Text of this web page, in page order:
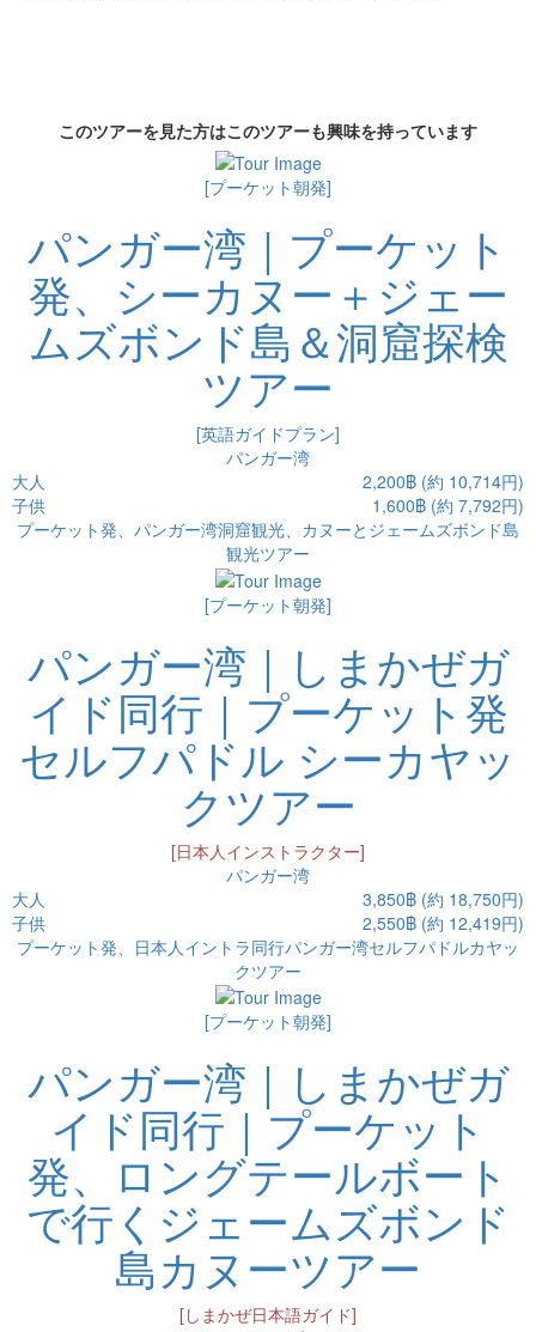
このツアーを見た方はこのツアーも興味を持っています
[プーケット朝発]
パンガー湾｜プーケット
発、シーカヌー＋ジェー
ムズボンド島＆洞窟探検
ツアー
[英語ガイドプラン]
パンガー湾
大人
2,200฿ (約 10,714円)
子供
1,600฿ (約 7,792円)
プーケット発、パンガー湾洞窟観光、カヌーとジェームズボンド島
観光ツアー
[プーケット朝発]
パンガー湾｜しまかぜガ
イド同行｜プーケット発
セルフパドル シーカヤッ
クツアー
[日本人インストラクター]
パンガー湾
大人
3,850฿ (約 18,750円)
子供
2,550฿ (約 12,419円)
プーケット発、日本人イントラ同行パンガー湾セルフパドルカヤッ
クツアー
[プーケット朝発]
パンガー湾｜しまかぜガ
イド同行｜プーケット
発、ロングテールボート
で行くジェームズボンド
島カヌーツアー
[しまかぜ日本語ガイド]